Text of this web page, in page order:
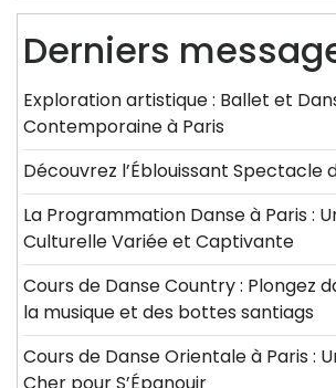
Derniers
Exploration artistique : Ballet et
Contemporaine à Paris
Découvrez l’Éblouissant Spectacle
La Programmation Danse à Paris :
Culturelle Variée et Captivante
Cours de Danse Country : Plongez
la musique et des bottes santiags
Cours de Danse Orientale à Paris :
Cher pour S’Épanouir